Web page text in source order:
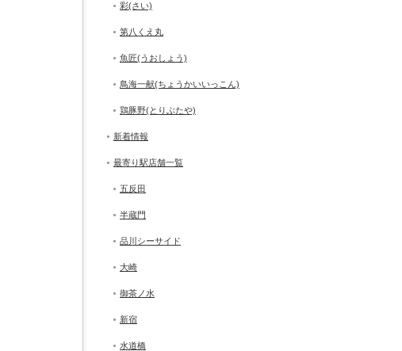
彩(さい)
第八くえ丸
魚匠(うおしょう)
鳥海一献(ちょうかいいっこん)
鶏豚野(とりぶたや)
新着情報
最寄り駅店舗一覧
五反田
半蔵門
品川シーサイド
大崎
御茶ノ水
新宿
水道橋